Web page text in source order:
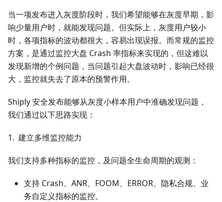
当一项发布进入灰度阶段时，我们希望能够在灰度早期，影
响少量用户时，就能发现问题。但实际上，灰度用户较小
时，各项指标的波动都很大，容易出现误报。而常规的监控
方案，是通过监控大盘 Crash 率指标来实现的，但这难以
发现新增的个例问题，当问题引起大盘波动时，影响已经很
大，监控就失去了原本的预警作用。
Shiply 安全发布能够从灰度小样本用户中准确发现问题，
我们通过以下思路实现：
1. 建立多维监控能力
我们支持多种指标的监控，及问题全生命周期的观测：
支持 Crash、ANR、FOOM、ERROR、隐私合规、业
务自定义指标的监控。